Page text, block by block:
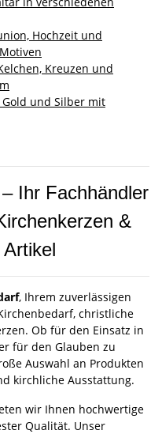
Ihr Fachhändler
&
, Ihrem zuverlässigen
christliche
Ob für den Einsatz in
für den Glauben zu
Auswahl an Produkten
kirchliche Ausstattung.
wir Ihnen hochwertige
Qualität. Unser